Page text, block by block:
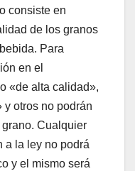
consiste en
de los granos
Para
en el
«de alta calidad»,
y otros no podrán
Cualquier
a la ley no podrá
y el mismo será